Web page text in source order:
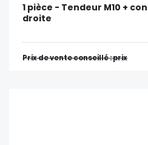
1 pièce - Tendeur M10 +
droite
Prix ​​de vente conseillé : prix